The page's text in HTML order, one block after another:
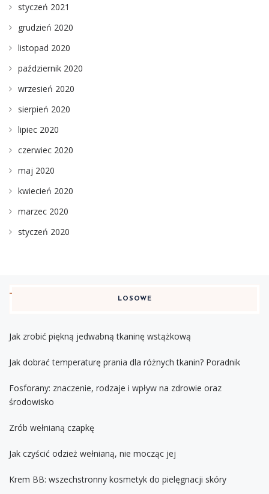
styczeń 2021
grudzień 2020
listopad 2020
październik 2020
wrzesień 2020
sierpień 2020
lipiec 2020
czerwiec 2020
maj 2020
kwiecień 2020
marzec 2020
styczeń 2020
LOSOWE
Jak zrobić piękną jedwabną tkaninę wstążkową
Jak dobrać temperaturę prania dla różnych tkanin? Poradnik
Fosforany: znaczenie, rodzaje i wpływ na zdrowie oraz
środowisko
Zrób wełnianą czapkę
Jak czyścić odzież wełnianą, nie mocząc jej
Krem BB: wszechstronny kosmetyk do pielęgnacji skóry